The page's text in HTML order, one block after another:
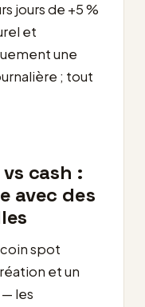
jours de +5 %
et
une
; tout
cash :
avec des
spot
et un
les